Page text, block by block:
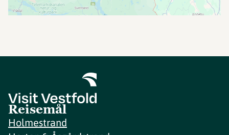
Reisemål
Holmestrand